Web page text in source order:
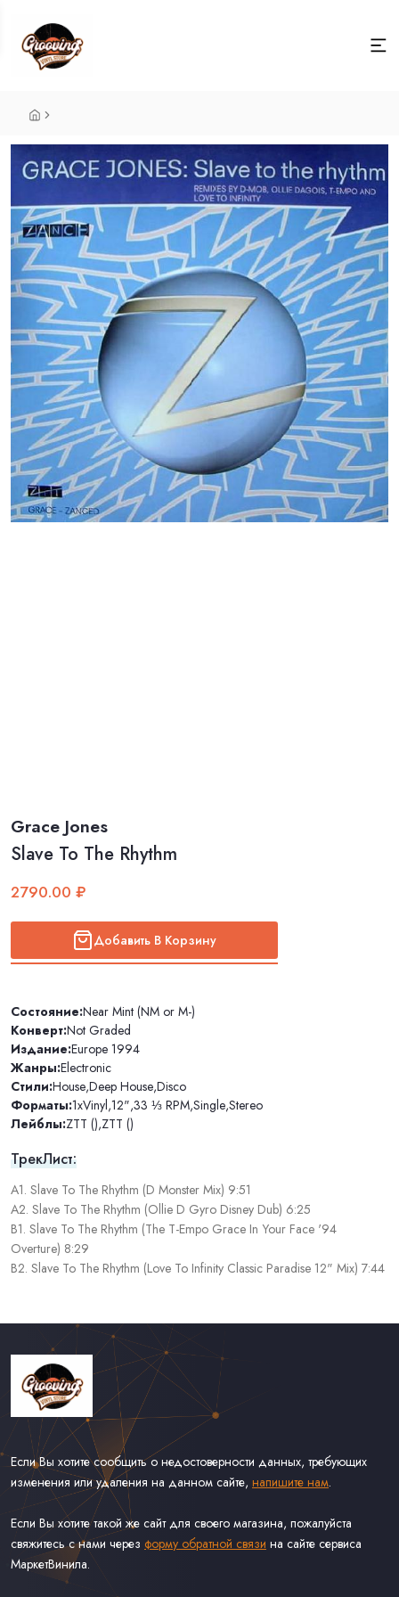
Grace Jones
Slave To The Rhythm
2790.00 ₽
Добавить В Корзину
Состояние:Near Mint (NM or M-)
Конверт:Not Graded
Издание:Europe 1994
Жанры:Electronic
Стили:House,Deep House,Disco
Форматы:1xVinyl,12",33 ⅓ RPM,Single,Stereo
Лейблы:ZTT (),ZTT ()
ТрекЛист:
A1. Slave To The Rhythm (D Monster Mix) 9:51
A2. Slave To The Rhythm (Ollie D Gyro Disney Dub) 6:25
B1. Slave To The Rhythm (The T-Empo Grace In Your Face '94
Overture) 8:29
B2. Slave To The Rhythm (Love To Infinity Classic Paradise 12" Mix) 7:44
Если Вы хотите сообщить о недостоверности данных, требующих
изменения или удаления на данном сайте, напишите нам.
Если Вы хотите такой же сайт для своего магазина, пожалуйста
свяжитесь с нами через форму обратной связи на сайте сервиса
МаркетВинила.